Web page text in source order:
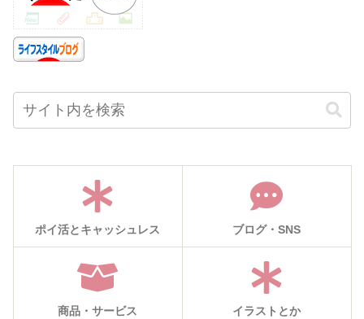
ポイ活とキャッシュレス ブログ・SNS
商品・サービス イラストとか